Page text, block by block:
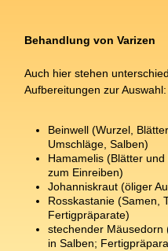
Behandlung von Varizen
Auch hier stehen
Aufbereitungen zur Auswahl:
Beinwell (Wurzel,
Umschläge, Salben)
Hamamelis (Blätter
zum Einreiben)
Johanniskraut (öliger
Rosskastanie (Samen,
Fertigpräparate)
stechender Mäusedorn
in Salben;